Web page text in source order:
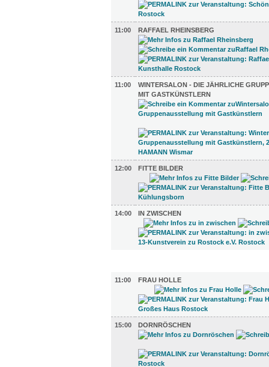
11:00 RAFFAEL RHEINSBERG
11:00
WINTERSALON - DIE JÄHRLICHE
MIT GASTKÜNSTLERN
12:00 FITTE BILDER
14:00 IN ZWISCHEN
11:00
FRAU HOLLE
15:00 DORNRÖSCHEN